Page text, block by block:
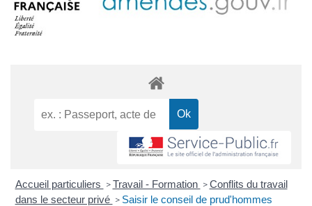
Accueil particuliers > Travail - Formation > Conflits du travail
dans le secteur privé > Saisir le conseil de prud'hommes